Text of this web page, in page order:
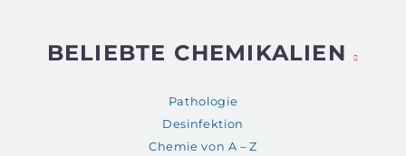
BELIEBTE CHEMIKALIEN
Pathologie
Desinfektion
Chemie von A – Z